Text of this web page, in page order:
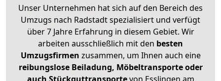
Unser Unternehmen hat sich auf den Bereich des
Umzugs nach Radstadt spezialisiert und verfügt
über 7 Jahre Erfahrung in diesem Gebiet. Wir
arbeiten ausschließlich mit den besten
Umzugsfirmen zusammen, um Ihnen auch eine
reibungslose Beiladung, Möbeltransporte oder